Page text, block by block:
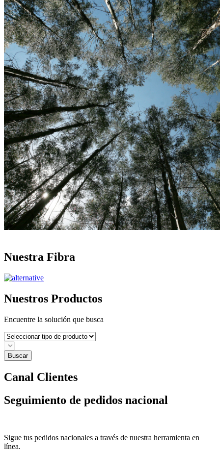
Nuestra Fibra
Nuestros Productos
Encuentre la solución que busca
Buscar
Canal Clientes
Seguimiento de pedidos nacional
Sigue tus pedidos nacionales a través de nuestra herramienta en
línea.